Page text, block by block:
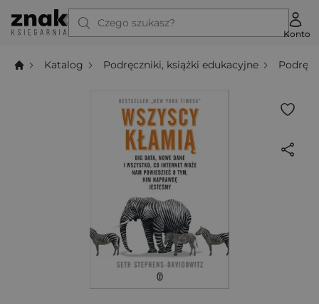
Czego szukasz?
Konto
Katalog Podręczniki, książki edukacyjne